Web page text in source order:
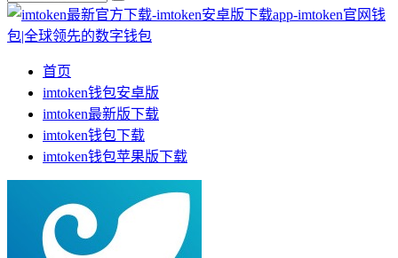
首页
imtoken钱包安卓版
imtoken最新版下载
imtoken钱包下载
imtoken钱包苹果版下载